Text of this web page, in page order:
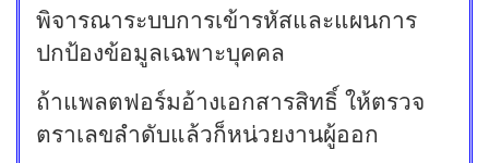
พิจารณาระบบการเข้ารหัสและแผนการ
ปกป้องข้อมูลเฉพาะบุคคล
ถ้าแพลตฟอร์มอ้างเอกสารสิทธิ์ ให้ตรวจ
ตราเลขลำดับแล้วก็หน่วยงานผู้ออก